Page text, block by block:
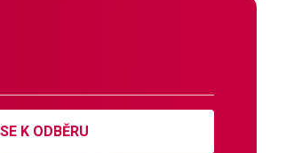
K ODBĚRU